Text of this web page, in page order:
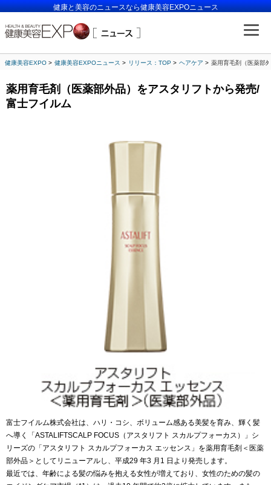
健康と美容のニュースなら健康美容EXPOニュース
健康美容EXPO 健康美容EXPOニュース リリース：TOP ヘアケア 薬用育毛剤（医薬部
薬用育毛剤（医薬部外品）をアスタリフトから発売/
富士フイルム
富士フイルム株式会社は、ハリ・コシ、ボリューム感ある美髪を育み、輝く髪
へ導く「ASTALIFTSCALP FOCUS（アスタリフト スカルプフォーカス）」シ
リーズの「アスタリフト スカルプフォーカス エッセンス」を薬用育毛剤＜医薬
部外品＞としてリニューアルし、平成29 年3 月1 日より発売します。
最近では、年齢による髪の悩みを抱える女性が増えており、女性のための髪の